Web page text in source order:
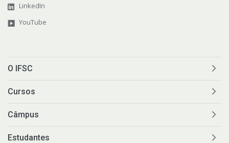
LinkedIn
YouTube
O IFSC
Cursos
Câmpus
Estudantes